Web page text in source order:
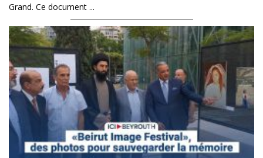
Grand. Ce document ...